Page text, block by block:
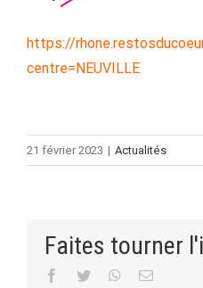
https://
centre=NEUVILLE
21 février 2023 | Actualités
Faites tourner
Facebook
Twitter WhatsApp
Email